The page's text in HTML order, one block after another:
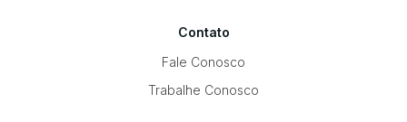
Contato
Fale Conosco
Trabalhe Conosco